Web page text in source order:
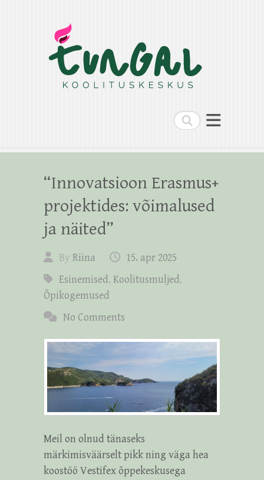
Search
“Innovatsioon Erasmus+
projektides: võimalused
ja näited”
By Riina
15. apr 2025
Esinemised, Koolitusmuljed,
Õpikogemused
No Comments
Meil on olnud tänaseks
märkimisväärselt pikk ning väga hea
koostöö Vestifex õppekeskusega